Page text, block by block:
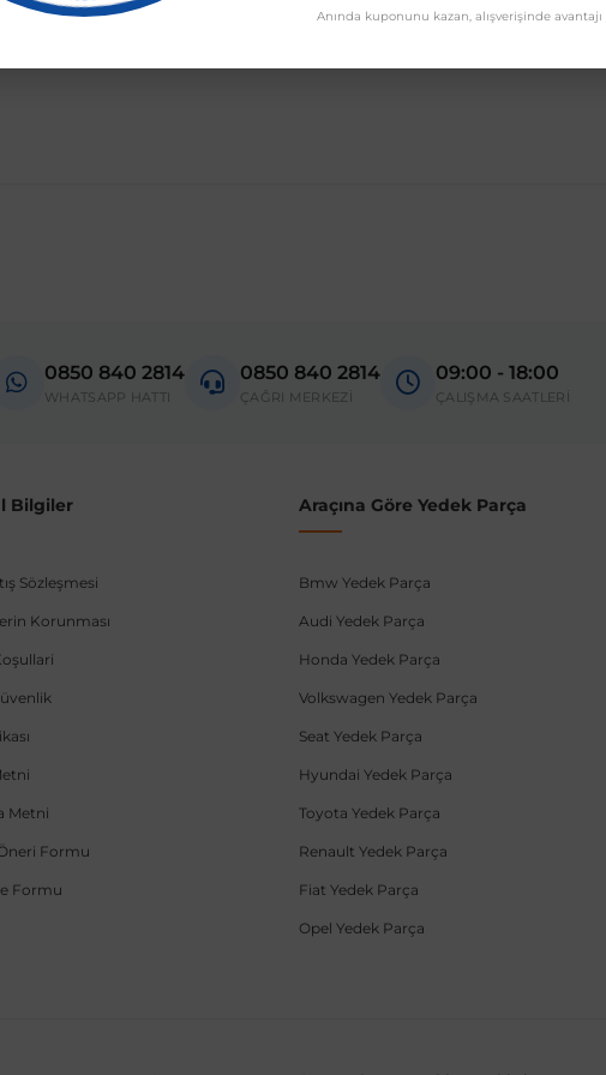
ve kasa tipleri kullanabilmektedir. Sipariş vermeden önce OEM numarası
0850 840 2814
WHATSAPP HATTI
0850 840 2814
ÇAĞRI MERKEZİ
09:00 - 18:00
ÇALIŞMA SAATLERİ
Bilgiler
Sözleşmesi
Korunması
Metni
Formu
Formu
Araçına Göre Yedek Parça
Bmw Yedek Parça
Audi Yedek Parça
Honda Yedek Parça
Volkswagen Yedek Parça
Seat Yedek Parça
Hyundai Yedek Parça
Toyota Yedek Parça
Renault Yedek Parça
Fiat Yedek Parça
Opel Yedek Parça
Anında kuponunu kazan, alışverişinde avantajı